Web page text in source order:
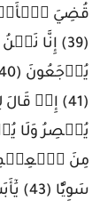
قُضِيَ
(39) إِنَّا
(41) إِذۡ
مِنَ ٱلۡعِلۡمِ